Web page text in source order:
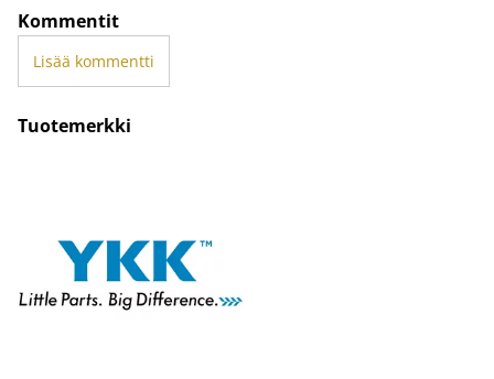
Kommentit
Lisää kommentti
Tuotemerkki